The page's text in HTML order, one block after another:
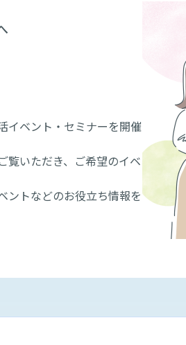
イベント・セミナーを開催
覧いただき、ご希望のイベ
ントなどのお役立ち情報を